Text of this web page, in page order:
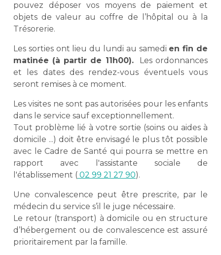
pouvez déposer vos moyens de paiement et
objets de valeur au coffre de l’hôpital ou à la
Trésorerie.
Les sorties ont lieu du lundi au samedi en fin de
matinée (à partir de 11h00).Les ordonnances
et les dates des rendez-vous éventuels vous
seront remises à ce moment.
Les visites ne sont pas autorisées pour les enfants
dans le service sauf exceptionnellement.
Tout problème lié à votre sortie (soins ou aides à
domicile ...) doit être envisagé le plus tôt possible
avec le Cadre de Santé qui pourra se mettre en
rapport avec l'assistante sociale de
l'établissement ( 02 99 21 27 90).
Une convalescence peut être prescrite, par le
médecin du service s’il le juge nécessaire.
Le retour (transport) à domicile ou en structure
d’hébergement ou de convalescence est assuré
prioritairement par la famille.